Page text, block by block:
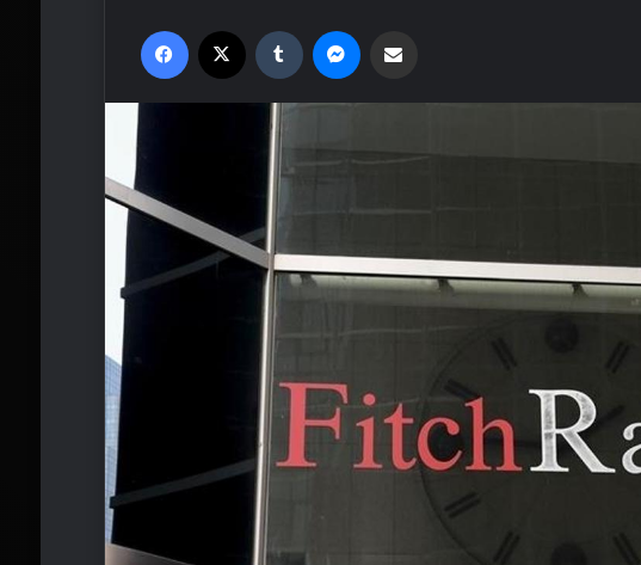
Facebook Tumblr